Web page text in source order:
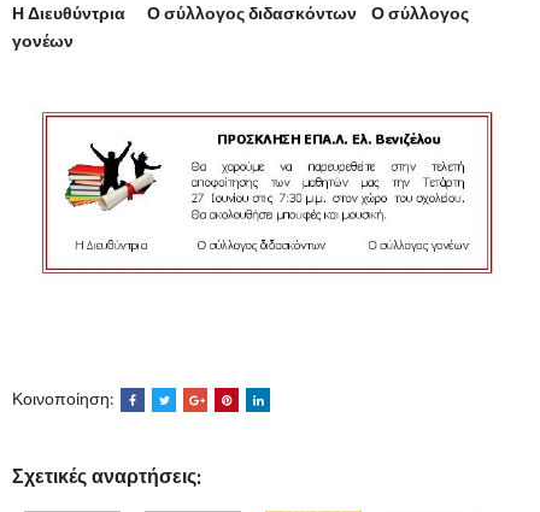
Η Διευθύντρια Ο σύλλογος διδασκόντων Ο σύλλογος
γονέων
Κοινοποίηση:
Σχετικές αναρτήσεις: